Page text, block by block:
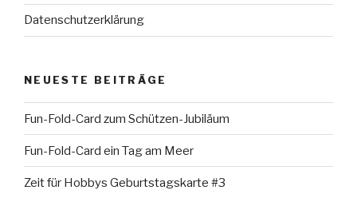
Datenschutzerklärung
NEUESTE BEITRÄGE
Fun-Fold-Card zum Schützen-Jubiläum
Fun-Fold-Card ein Tag am Meer
Zeit für Hobbys Geburtstagskarte #3